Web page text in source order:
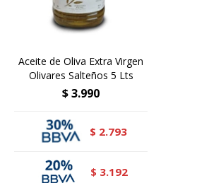
Aceite de Oliva Extra Virgen
Olivares Salteños 5 Lts
$3.990
$ 2.793
$ 3.192